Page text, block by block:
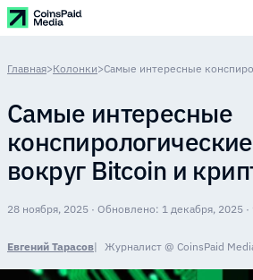
Главная>Колонки>
Самые интересные
вокруг Bitcoin и
28 ноября, 2025 · Обновлено: 1 декабря, 2025
Евгений Тарасов Журналист @ CoinsPaid